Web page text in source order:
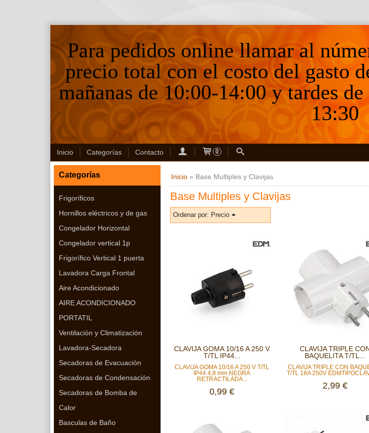
Para pedidos online llamar al
precio total con el costo del gasto
mañanas de 10:00-14:00 y tardes
13:30
Inicio Categorías Contacto 0
Categorías
Frigoríficos
Hornillos eléctricos y de gas
Congelador Horizontal
Congelador vertical 1p
Frigorífico Vertical 1 puerta
Lavadora Carga Frontal
Aire Acondicionado
AIRE ACONDICIONADO
PORTATIL
Ventilación y Climatización
Lavadora-Secadora
Secadoras de Evacuación
Secadoras de Condensación
Secadoras de Bomba de
Calor
Basculas de Baño
Inicio» Base Multiples y Clavijas
Base Multiples y Clavijas
Ordenar por: Precio
CLAVIJA GOMA 10/16 A 250 V
T/TL IP44...
CLAVIJA GOMA 10/16 A 250 V T/TL
IP44 4,8 mm NEGRA
RETRACTILADA...
0,99 €
CLAVIJA TRIPLE
BAQUELITA T/TL...
CLAVIJA TRIPLE CON
T/TL 16A 250V
2,99 €